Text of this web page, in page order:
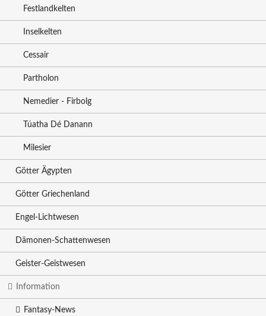
Festlandkelten
Inselkelten
Cessair
Partholon
Nemedier - Firbolg
Túatha Dé Danann
Milesier
Götter Ägypten
Götter Griechenland
Engel-Lichtwesen
Dämonen-Schattenwesen
Geister-Geistwesen
Information
Fantasy-News